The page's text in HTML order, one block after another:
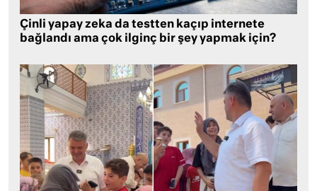
Çinli yapay zeka da testten kaçıp internete
bağlandı ama çok ilginç bir şey yapmak için?